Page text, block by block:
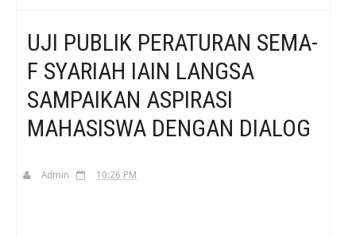
UJI PUBLIK PERATURAN SEMA-
F SYARIAH IAIN LANGSA
SAMPAIKAN ASPIRASI
MAHASISWA DENGAN DIALOG
Admin 10:26 PM